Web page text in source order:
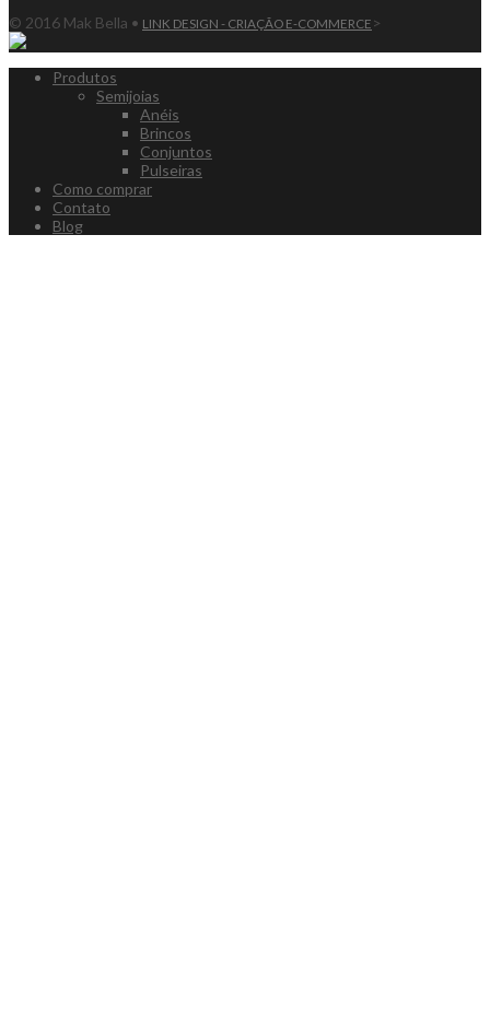
© 2016 Mak Bella • LINK DESIGN - CRIAÇÃO E-COMMERCE >
Produtos
Semijoias
Anéis
Brincos
Conjuntos
Pulseiras
Como comprar
Contato
Blog